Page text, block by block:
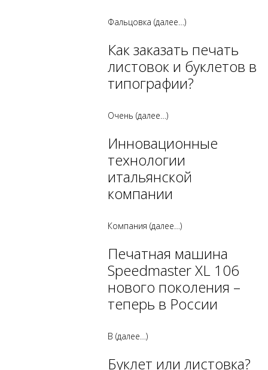
Фальцовка (далее…)
Как заказать печать
листовок и буклетов в
типографии?
Очень (далее…)
Инновационные
технологии
итальянской
компании
Компания (далее…)
Печатная машина
Speedmaster XL 106
нового поколения –
теперь в России
В (далее…)
Буклет или листовка?